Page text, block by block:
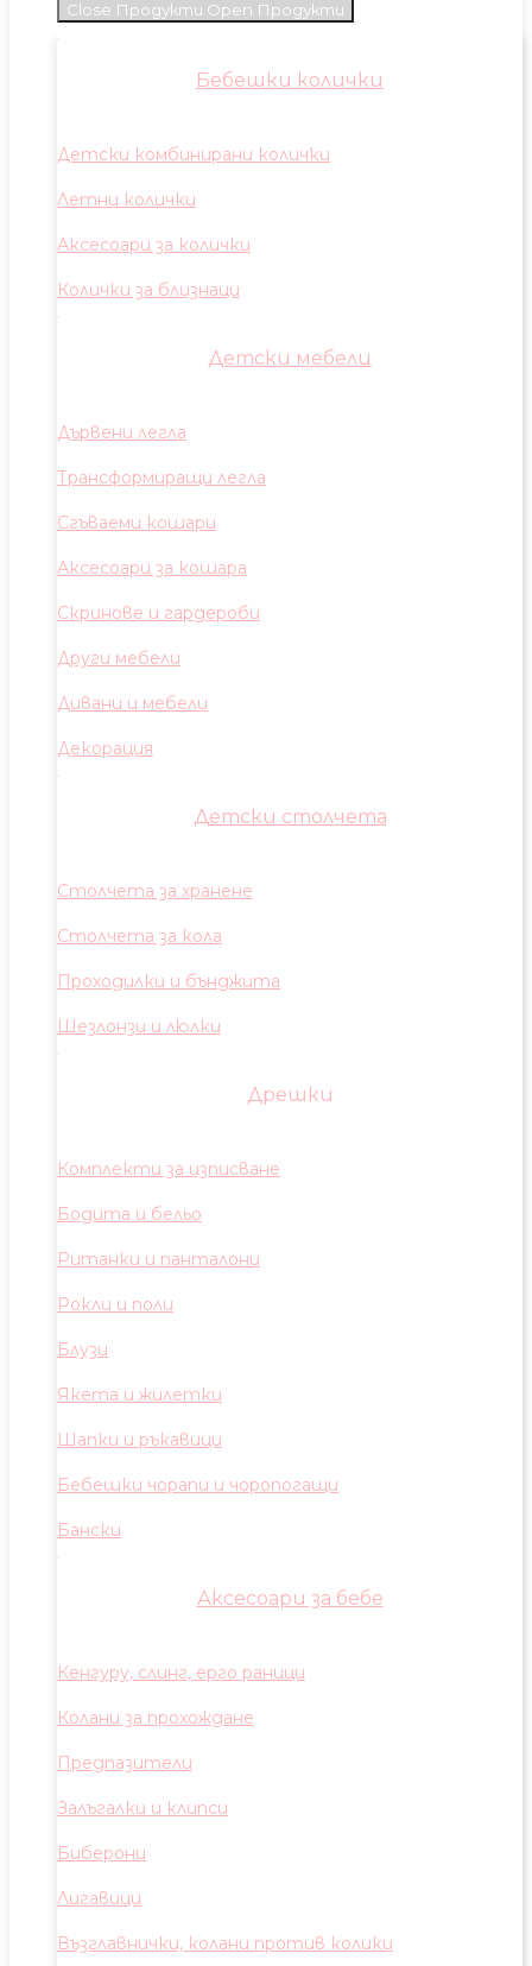
Close Продукти Open Продукти
Бебешки колички
Детски комбинирани колички
Летни колички
Аксесоари за колички
Колички за близнаци
Детски мебели
Дървени легла
Трансформиращи легла
Сгъваеми кошари
Аксесоари за кошара
Скринове и гардероби
Други мебели
Дивани и мебели
Декорация
Детски столчета
Столчета за хранене
Столчета за кола
Проходилки и бънджита
Шезлонзи и люлки
Дрешки
Комплекти за изписване
Бодита и бельо
Ританки и панталони
Рокли и поли
Блузи
Якета и жилетки
Шапки и ръкавици
Бебешки чорапи и чоропогащи
Бански
Аксесоари за бебе
Кенгуру, слинг, ерго раници
Колани за прохождане
Предпазители
Залъгалки и клипси
Биберони
Лигавици
Възглавнички, колани против колики